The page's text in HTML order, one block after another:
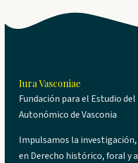
Iura Vasconiae
Fundación para el Estudio
Autonómico de Vasconia
Impulsamos la
en Derecho histórico, foral y